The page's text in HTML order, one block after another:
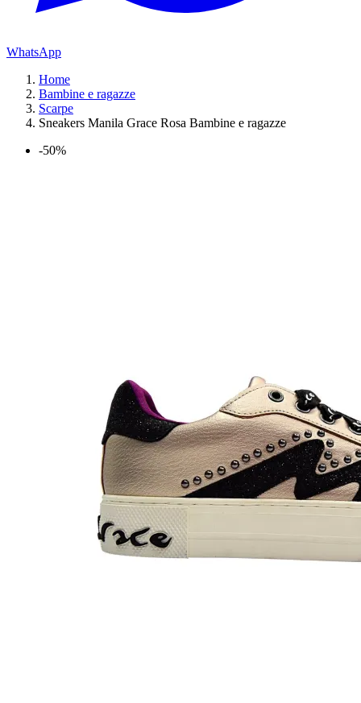
WhatsApp
Home
Bambine e ragazze
Scarpe
Sneakers Manila Grace Rosa Bambine e ragazze
-50%